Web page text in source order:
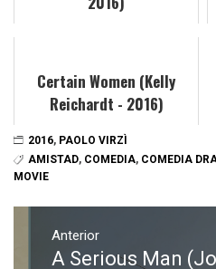
Certain Women (Kelly
Reichardt - 2016)
2016, PAOLO VIRZÌ
AMISTAD, COMEDIA, COMEDIA
MOVIE
Navegación
Anterior
Entrada
A Serious Man